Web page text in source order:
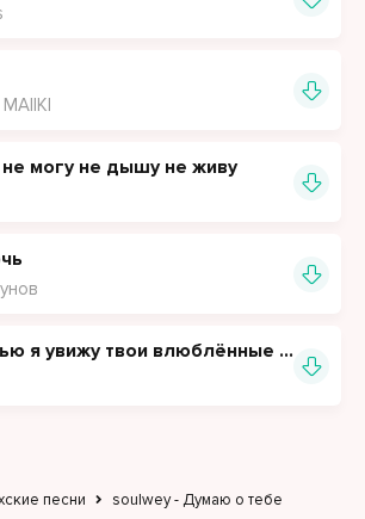
могу не дышу не живу
Этой ночью я увижу твои влюблённые глаза
песни soulwey - Думаю о тебе